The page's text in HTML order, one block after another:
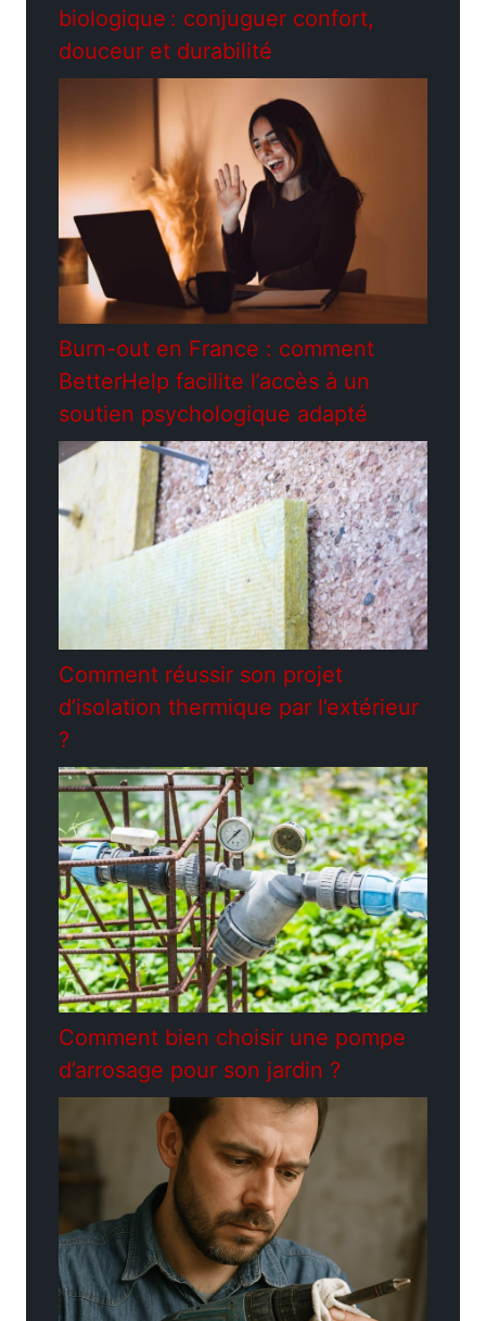
biologique : conjuguer confort,
douceur et durabilité
Burn-out en France : comment
BetterHelp facilite l’accès à un
soutien psychologique adapté
Comment réussir son projet
d’isolation thermique par l’extérieur
?
Comment bien choisir une pompe
d’arrosage pour son jardin ?